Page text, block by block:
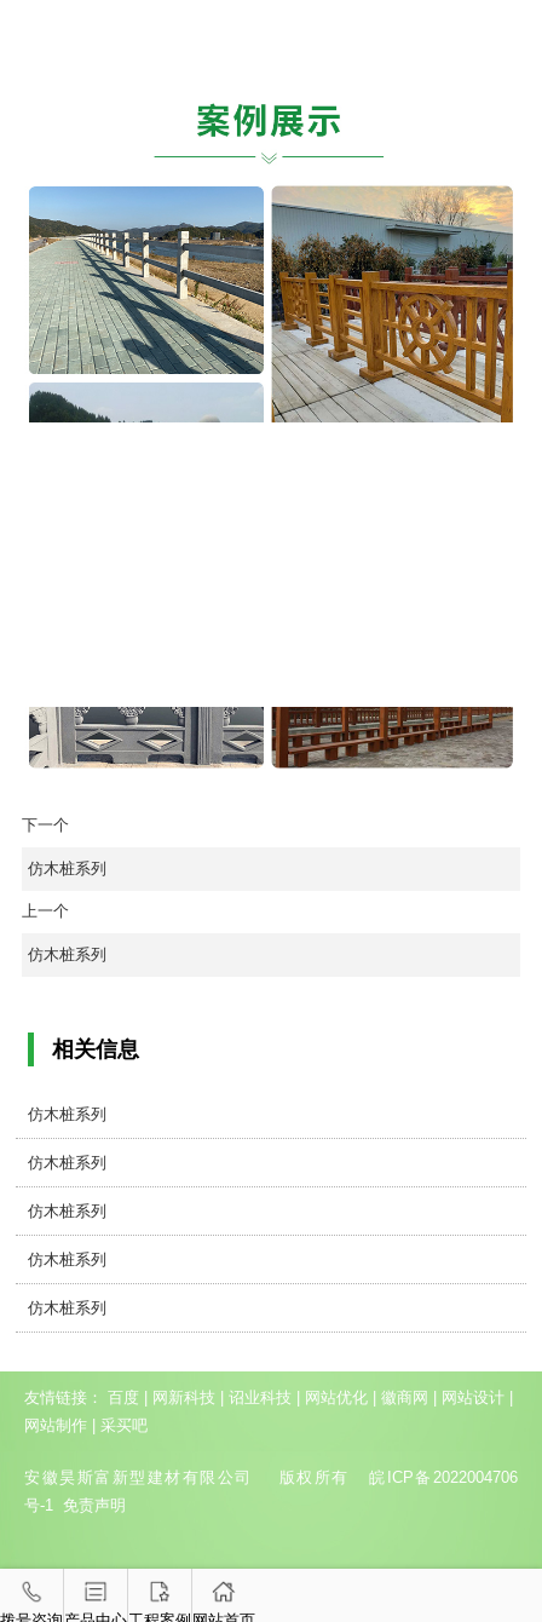
下一个
仿木桩系列
上一个
仿木桩系列
相关信息
仿木桩系列
仿木桩系列
仿木桩系列
仿木桩系列
仿木桩系列
友情链接： 百度 网新科技 诏业科技 网站优化 徽商网 网站设计
网站制作
采买吧
安徽昊斯富新型建材有限公司 版权所有皖ICP备2022004706
号-1 免责声明